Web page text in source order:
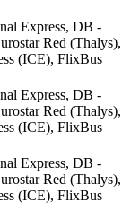
Express, DB -
Red (Thalys),
(ICE), FlixBus
Express, DB -
Red (Thalys),
(ICE), FlixBus
Express, DB -
Red (Thalys),
(ICE), FlixBus